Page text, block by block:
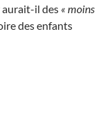
aurait-il des « moins
des enfants